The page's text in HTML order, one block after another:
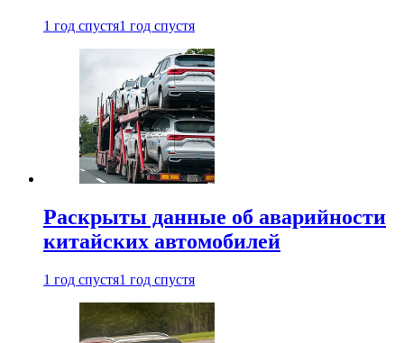
1 год спустя1 год спустя
Раскрыты данные об аварийности
китайских автомобилей
1 год спустя1 год спустя